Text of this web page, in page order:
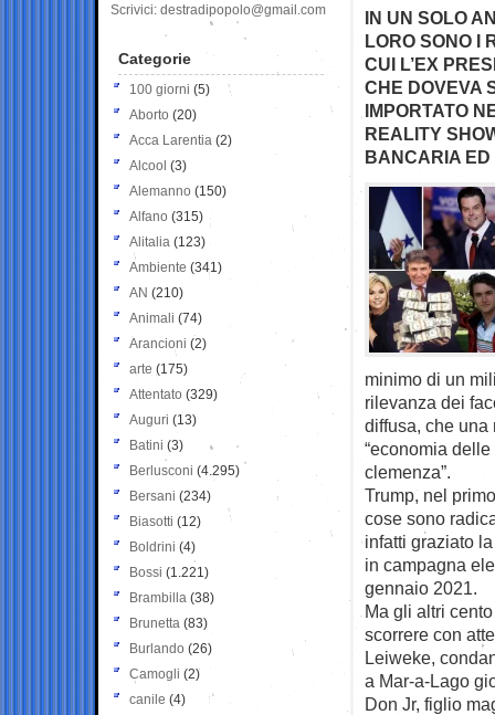
IN UN SOLO
LORO SONO I
CUI L’EX
CHE DOVEVA
IMPORTATO
REALITY
BANCARIA
minimo di un
rilevanza dei
diffusa, che una
“economia
clemenza”.
Trump, nel
cose sono
infatti graziato
in campagna
gennaio 2021.
Ma gli altri
scorrere con
Leiweke,
a Mar-a-Lago
Don Jr, figlio
Scrivici: destradipopolo@gmail.com
Categorie
100 giorni (5)
Aborto (20)
Acca Larentia (2)
Alcool (3)
Alemanno (150)
Alfano (315)
Alitalia (123)
Ambiente (341)
AN (210)
Animali (74)
Arancioni (2)
arte (175)
Attentato (329)
Auguri (13)
Batini (3)
Berlusconi (4.295)
Bersani (234)
Biasotti (12)
Boldrini (4)
Bossi (1.221)
Brambilla (38)
Brunetta (83)
Burlando (26)
Camogli (2)
canile (4)